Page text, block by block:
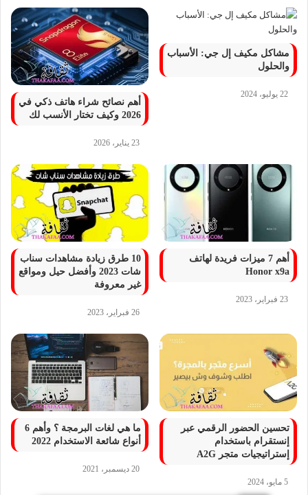
مشاكل مكيف إل جي: الأسباب
والحلول
22 يوليو، 2024
أهم نصائح شراء هاتف ذكي في
2026 وكيف تختار الأنسب لك
23 يناير، 2026
أهم 7 ميزات فريدة لهاتف
Honor x9a
23 فبراير، 2023
10 طرق زيادة مشاهدات سناب
شات 2023 وأفضل حيل ومواقع
غير معروفة
26 فبراير، 2023
تحسين الحضور الرقمي عبر
إنستقرام باستخدام
إستراتيجيات متجر A2G
5 مايو، 2024
ما هي لغات البرمجة ؟ وأهم 6
أنواع شائعة الاستخدام 2022
20 ديسمبر، 2021